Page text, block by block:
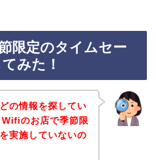
限定のタイムセー
みた！
の情報を探してい
のお店で季節限
実施していないの